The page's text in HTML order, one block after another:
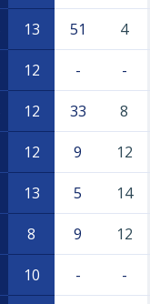
13 51 4
12 - -
12 33 8
12 9 12
13 5 14
8 9 12
10 - -